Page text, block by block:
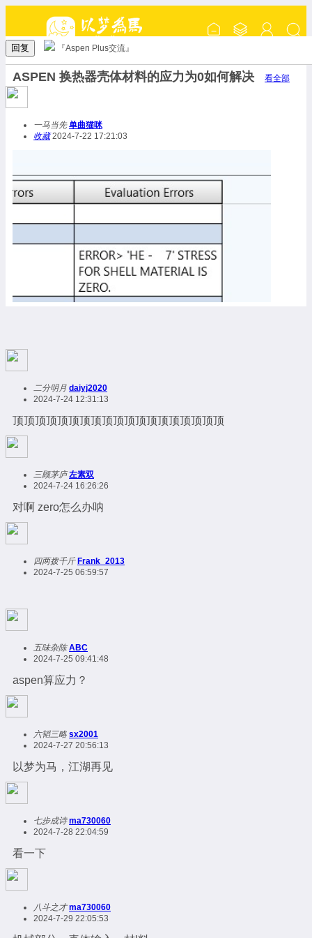
回复 『Aspen Plus交流』
ASPEN 换热器壳体材料的应力为0如何解决 看全部
一马当先 单曲猫咪
收藏2024-7-22 17:21:03
二分明月 daiyj2020
2024-7-24 12:31:13
顶顶顶顶顶顶顶顶顶顶顶顶顶顶顶顶顶顶顶
三顾茅庐 左素双
2024-7-24 16:26:26
对啊 zero怎么办呐
四两拨千斤 Frank_2013
2024-7-25 06:59:57
五味杂陈 ABC
2024-7-25 09:41:48
aspen算应力？
六韬三略 sx2001
2024-7-27 20:56:13
以梦为马，江湖再见
七步成诗 ma730060
2024-7-28 22:04:59
看一下
八斗之才 ma730060
2024-7-29 22:05:53